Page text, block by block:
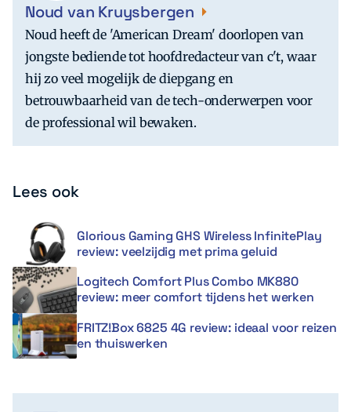
Noud van Kruysbergen
Noud heeft de 'American Dream' doorlopen van
jongste bediende tot hoofdredacteur van c't, waar
hij zo veel mogelijk de diepgang en
betrouwbaarheid van de tech-onderwerpen voor
de professional wil bewaken.
Lees ook
Glorious Gaming GHS Wireless InfinitePlay
review: veelzijdig met prima geluid
Logitech Comfort Plus Combo MK880
review: meer comfort tijdens het werken
FRITZ!Box 6825 4G review: ideaal voor reizen
en thuiswerken